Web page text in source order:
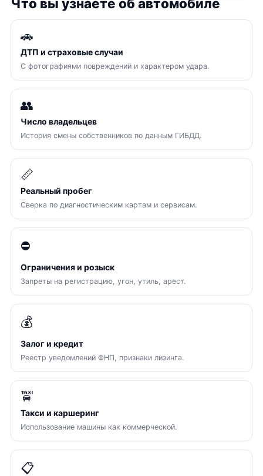
Что вы узнаете об автомобиле
🚗
ДТП и страховые случаи
С фотографиями повреждений и характером удара.
👥
Число владельцев
История смены собственников по данным ГИБДД.
📏
Реальный пробег
Сверка по диагностическим картам и сервисам.
⛔
Ограничения и розыск
Запреты на регистрацию, угон, утиль, арест.
💰
Залог и кредит
Реестр уведомлений ФНП, признаки лизинга.
🚖
Такси и каршеринг
Использование машины как коммерческой.
📋